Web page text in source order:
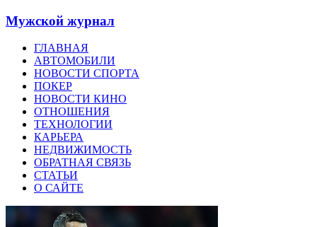
Мужской журнал
ГЛАВНАЯ
АВТОМОБИЛИ
НОВОСТИ СПОРТА
ПОКЕР
НОВОСТИ КИНО
ОТНОШЕНИЯ
ТЕХНОЛОГИИ
КАРЬЕРА
НЕДВИЖИМОСТЬ
ОБРАТНАЯ СВЯЗЬ
СТАТЬИ
О САЙТЕ